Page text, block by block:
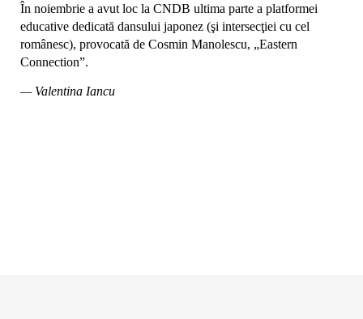
În noiembrie a avut loc la CNDB ultima parte a platformei
educative dedicată dansului japonez (şi intersecţiei cu cel
românesc), provocată de Cosmin Manolescu, „Eastern
Connection”.
— Valentina Iancu